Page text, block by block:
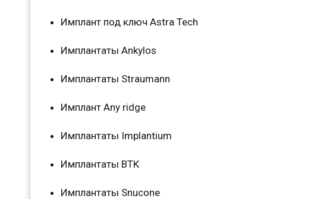
Имплант под ключ Astra Tech
Имплантаты Ankylos
Имплантаты Straumann
Имплант Any ridge
Имплантаты Implantium
Имплантаты BTK
Имплантаты Snucone